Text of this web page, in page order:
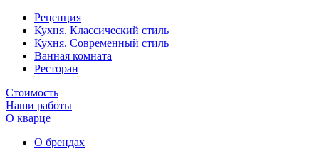
Рецепция
Кухня. Классический стиль
Кухня. Современный стиль
Ванная комната
Ресторан
Стоимость
Наши работы
О кварце
О брендах